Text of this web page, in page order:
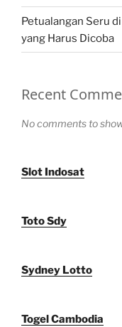
Petualangan Seru
yang Harus Dicoba
Recent
No comments to
Slot Indosat
Toto Sdy
Sydney Lotto
Togel Cambodia